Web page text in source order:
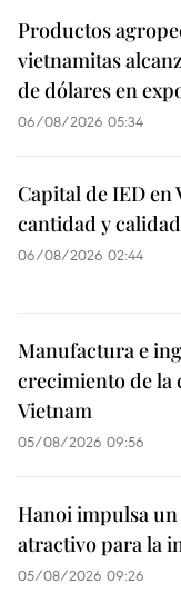
Productos
vietnamitas
de dólares en
06/08/2026 05:34
Capital de IED en
cantidad y calidad
06/08/2026 02:44
Manufactura e
crecimiento de la
Vietnam
05/08/2026 09:56
Hanoi impulsa un
atractivo para la
05/08/2026 09:26